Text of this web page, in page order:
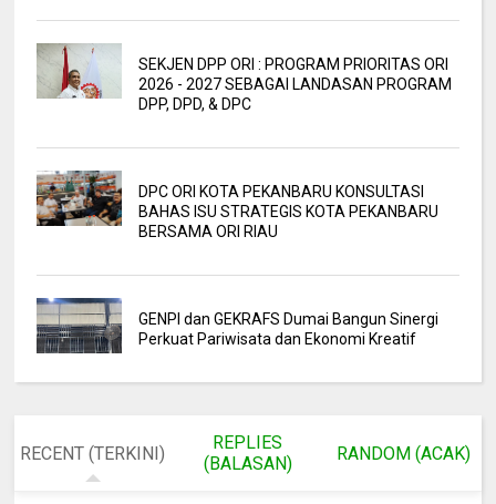
SEKJEN DPP ORI : PROGRAM PRIORITAS ORI
2026 - 2027 SEBAGAI LANDASAN PROGRAM
DPP, DPD, & DPC
DPC ORI KOTA PEKANBARU KONSULTASI
BAHAS ISU STRATEGIS KOTA PEKANBARU
BERSAMA ORI RIAU
GENPI dan GEKRAFS Dumai Bangun Sinergi
Perkuat Pariwisata dan Ekonomi Kreatif
RECENT (TERKINI)
REPLIES
(BALASAN)
RANDOM (ACAK)